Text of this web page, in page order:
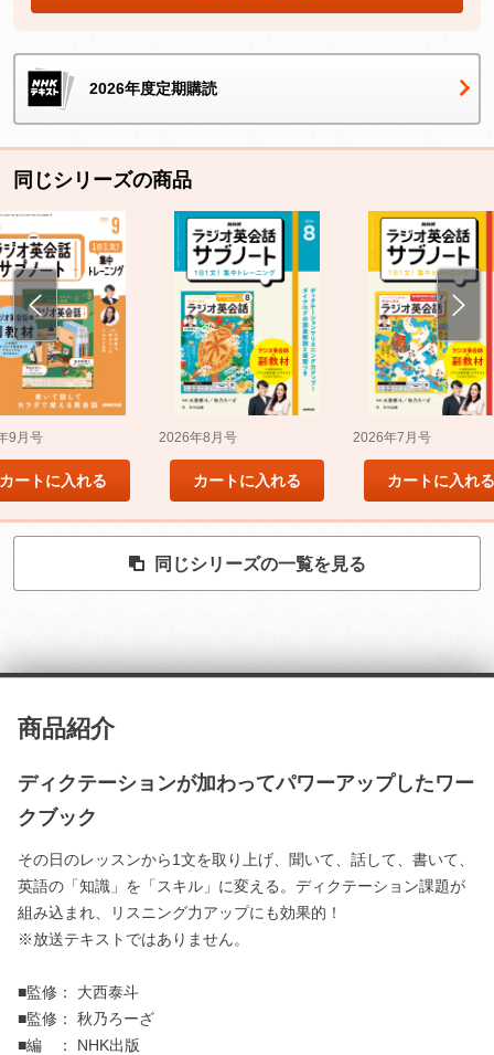
2026年度定期購読
同じシリーズの商品
9月号
カートに入れる
2026年8月号
カートに入れる
2026年7月号
カートに入れる
同じシリーズの一覧を見る
商品紹介
ディクテーションが加わってパワーアップしたワー
クブック
その日のレッスンから1文を取り上げ、聞いて、話して、書いて、
英語の「知識」を「スキル」に変える。ディクテーション課題が
組み込まれ、リスニング力アップにも効果的！
※放送テキストではありません。
■監修： 大西泰斗
■監修： 秋乃ろーざ
■編 ： NHK出版